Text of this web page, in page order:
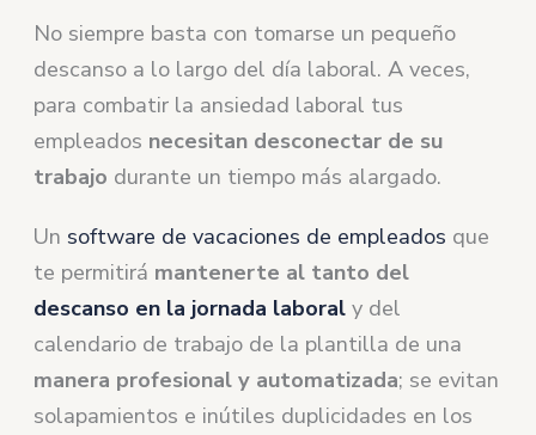
No siempre basta con tomarse un pequeño
descanso a lo largo del día laboral. A veces,
para combatir la ansiedad laboral tus
empleados necesitan desconectar de su
trabajo durante un tiempo más alargado.
Un software de vacaciones de empleados que
te permitirá mantenerte al tanto del
descanso en la jornada laboral y del
calendario de trabajo de la plantilla de una
manera profesional y automatizada; se evitan
solapamientos e inútiles duplicidades en los